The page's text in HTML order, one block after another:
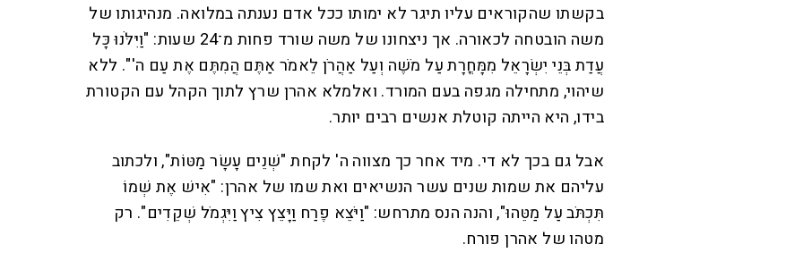
בקשתו שהקוראים עליו תיגר לא ימותו ככל אדם נענתה במלואה. מנהיגותו של
משה הובטחה לכאורה. אך ניצחונו של משה שורד פחות מ־24 שעות: "וַיִּלֹּנוּ כָּל
עֲדַת בְּנֵי יִשְׂרָאֵל מִמָּחֳרָת עַל מֹשֶׁה וְעַל אַהֲרֹן לֵאמֹר אַתֶּם הֲמִתֶּם אֶת עַם ה'". ללא
שיהוי, מתחילה מגפה בעם המורד. ואלמלא אהרן שרץ לתוך הקהל עם הקטורת
בידו, היא הייתה קוטלת אנשים רבים יותר.
אבל גם בכך לא די. מיד אחר כך מצווה ה' לקחת "שְׁנֵים עָשָׂר מַטּוֹת", ולכתוב
עליהם את שמות שנים עשר הנשיאים ואת שמו של אהרן: "אִישׁ אֶת שְׁמוֹ
תִּכְתֹּב עַל מַטֵּהוּ", והנה הנס מתרחש: "וַיֹּצֵא פֶרַח וַיָּצֵץ צִיץ וַיִּגְמֹל שְׁקֵדִים". רק
מטהו של אהרן פורח.